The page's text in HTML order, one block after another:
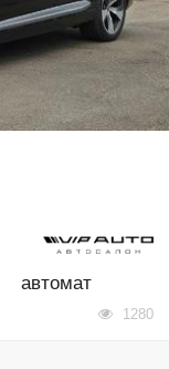
автомат
1280